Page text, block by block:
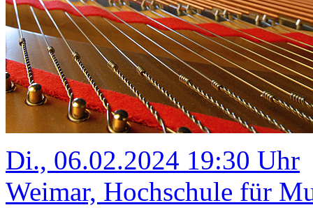
Di., 06.02.2024 19:30 Uhr
Weimar, Hochschule für